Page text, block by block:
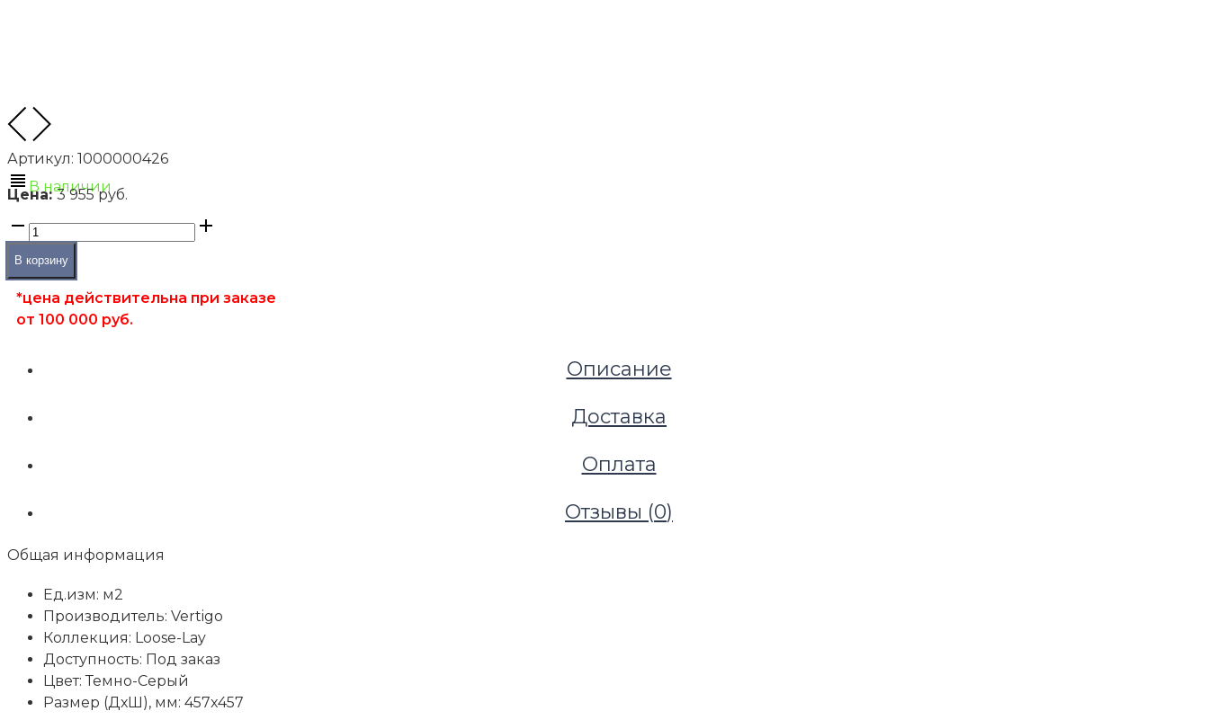
Артикул: 1000000426
В наличии
Цена:3 955 руб.
В корзину
*цена действительна при заказе
от 100 000 руб.
Описание
Доставка
Оплата
Отзывы (0)
Общая информация
Ед.изм: м2
Производитель: Vertigo
Коллекция: Loose-Lay
Доступность: Под заказ
Цвет: Темно-Серый
Размер (ДхШ), мм: 457x457